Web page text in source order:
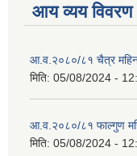
आय व्यय विवरण
आ.व.२०८०/८१ चैत्र
मिति: 05/08/2024 -
आ.व.२०८०/८१ फाल्गुण
मिति: 05/08/2024 -